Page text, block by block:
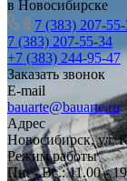
в Новосибирске
7 (383) 207-
7 (383) 207-55-34
+7 (383) 244-95-47
Заказать звонок
E-mail
bauarte@bauarte.ru
Адрес
Новосибирск, ул.
Режим работы
Пн. - Вс.: 11.00 -